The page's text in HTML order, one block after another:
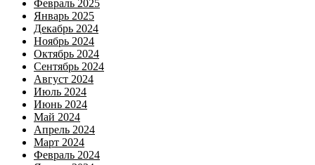
Февраль 2025
Январь 2025
Декабрь 2024
Ноябрь 2024
Октябрь 2024
Сентябрь 2024
Август 2024
Июль 2024
Июнь 2024
Май 2024
Апрель 2024
Март 2024
Февраль 2024